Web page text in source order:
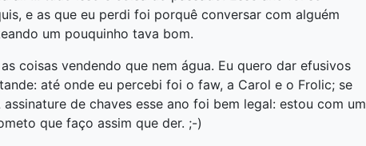
e as que eu perdi foi porquê conversar com alguém
um pouquinho tava bom.
coisas vendendo que nem água. Eu quero dar efusivos
até onde eu percebi foi o faw, a Carol e o Frolic; se
de chaves esse ano foi bem legal: estou com um
que faço assim que der. ;-)